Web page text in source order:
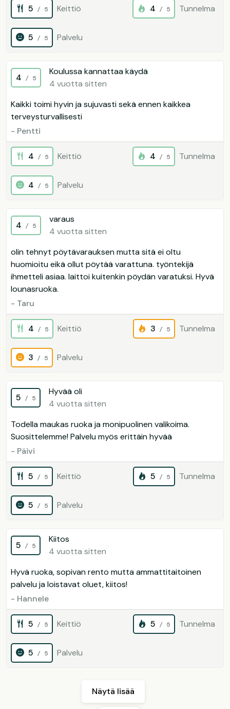
5 / 5 Keittiö 4 / 5 Tunnelma
5 / 5 Palvelu
4 / 5
Koulussa kannattaa käydä
4 vuotta sitten
Kaikki toimi hyvin ja sujuvasti sekä ennen kaikkea
terveysturvallisesti
- Pentti
4 / 5 Keittiö 4 / 5 Tunnelma
4 / 5 Palvelu
4 / 5
varaus
4 vuotta sitten
olin tehnyt pöytävarauksen mutta sitä ei oltu
huomioitu eikä ollut pöytää varattuna. työntekijä
ihmetteli asiaa. laittoi kuitenkin pöydän varatuksi. Hyvä
lounasruoka.
- Taru
4 / 5 Keittiö 3 / 5 Tunnelma
3 / 5 Palvelu
5 / 5
Hyvää oli
4 vuotta sitten
Todella maukas ruoka ja monipuolinen valikoima.
Suosittelemme! Palvelu myös erittäin hyvää
- Päivi
5 / 5 Keittiö 5 / 5 Tunnelma
5 / 5 Palvelu
5 / 5
Kiitos
4 vuotta sitten
Hyvä ruoka, sopivan rento mutta ammattitaitoinen
palvelu ja loistavat oluet, kiitos!
- Hannele
5 / 5 Keittiö 5 / 5 Tunnelma
5 / 5 Palvelu
Näytä lisää